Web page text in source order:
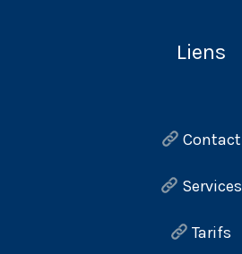
Liens
Contact
Services
Tarifs